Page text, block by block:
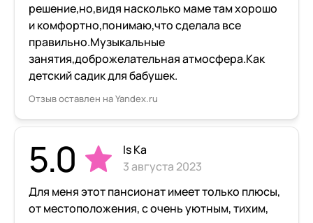
решение,но,видя насколько маме там хорошо
и комфортно,понимаю,что сделала все
правильно.Музыкальные
занятия,доброжелательная атмосфера.Как
детский садик для бабушек.
Отзыв оставлен на Yandex.ru
5.0
Is Ka
3 августа 2023
Для меня этот пансионат имеет только плюсы,
от местоположения, с очень уютным, тихим,